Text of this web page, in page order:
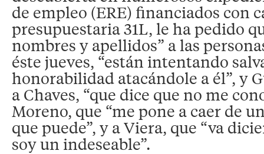
de empleo (ERE) financiados con
presupuestaria 31L, le ha pedido
nombres y apellidos” a las
éste jueves, “están intentando
honorabilidad atacándole a él”, y
a Chaves, “que dice que no me
Moreno, que “me pone a caer de
que puede”, y a Viera, que “va
soy un indeseable”.